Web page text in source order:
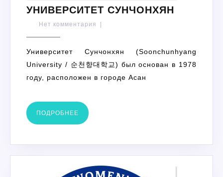
УНИВЕРСИТЕТ СУНЧОНХЯН
Нет комментария
Университет Сунчонхян (Soonchunhyang
University / 순천향대학교) был основан в 1978
году, расположен в городе Асан
ПОДРОБНЕЕ ПОДРОБНЕЕ